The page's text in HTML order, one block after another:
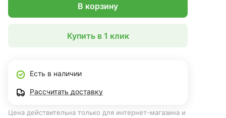
В корзину
Купить в 1 клик
Есть в наличии
Рассчитать доставку
Цена действительна только для интернет-магазина и